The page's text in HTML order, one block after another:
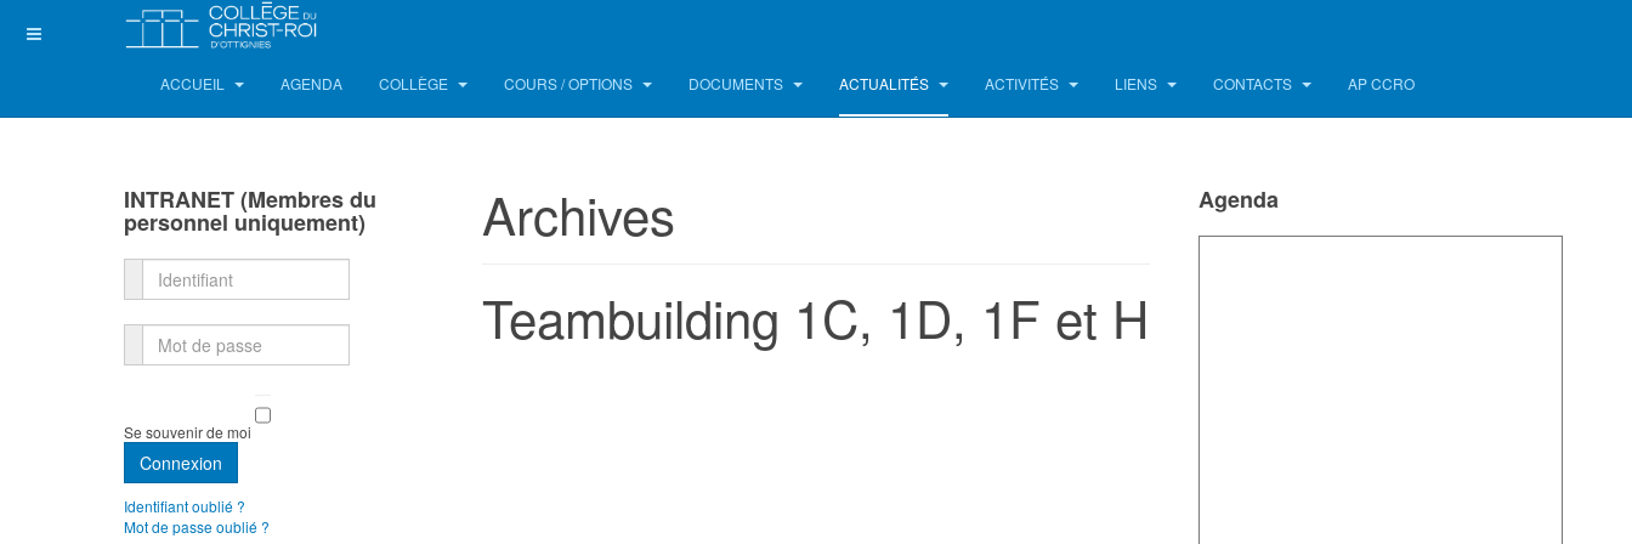
ACCUEIL AGENDA COLLÈGE COURS / OPTIONS DOCUMENTS ACTUALITÉS ACTIVITÉS LIENS CONTACTS AP CCRO
Archives
Teambuilding 1C, 1D, 1F et H
INTRANET (Membres du
personnel uniquement)
Identifiant
Mot de passe
Se souvenir de moi
Connexion
Identifiant oublié ?
Mot de passe oublié ?
Agenda